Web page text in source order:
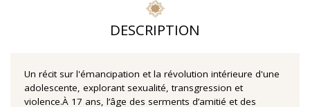
DESCRIPTION
Un récit sur l'émancipation et la révolution intérieure d'une
adolescente, explorant sexualité, transgression et
violence.À 17 ans, l’âge des serments d’amitié et des